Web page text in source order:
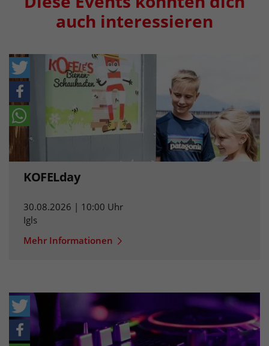
auch interessieren
KOFELday
30.08.2026 | 10:00 Uhr
Igls
Mehr Informationen